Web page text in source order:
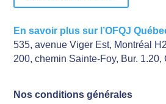
En savoir plus sur l’OFQJ
535, avenue Viger Est, Montréal
200, chemin Sainte-Foy, Bur. 1.20,
Nos conditions générales